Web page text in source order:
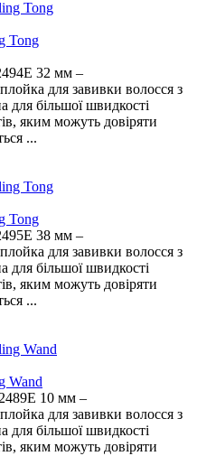
Tong
32 мм –
для завивки волосся з
для більшої швидкості
яким можуть довіряти
...
Tong
38 мм –
для завивки волосся з
для більшої швидкості
яким можуть довіряти
...
Wand
10 мм –
для завивки волосся з
для більшої швидкості
яким можуть довіряти